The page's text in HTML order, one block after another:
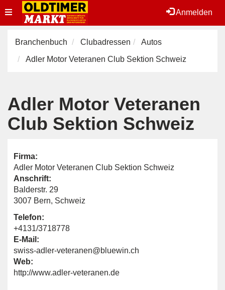
Anmelden
Toggle
navigation
Branchenbuch Clubadressen
Autos
Adler Motor Veteranen Club Sektion Schweiz
Adler Motor Veteranen
Club Sektion Schweiz
Firma:
Adler Motor Veteranen Club Sektion Schweiz
Anschrift:
Balderstr. 29
3007 Bern, Schweiz
Telefon:
+4131/3718778
E-Mail:
swiss-adler-veteranen@bluewin.ch
Web:
http://www.adler-veteranen.de